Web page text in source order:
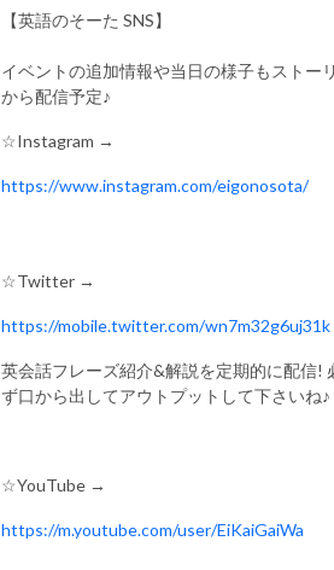
【英語のそーた SNS】
イベントの追加情報や当日の様子もストー
から配信予定♪
☆Instagram →
https://www.instagram.com/eigonosota/
☆Twitter →
https://mobile.twitter.com/wn7m32g6uj31k
英会話フレーズ紹介&解説を定期的に配信!
ず口から出してアウトプットして下さいね♪
☆YouTube →
https://m.youtube.com/user/EiKaiGaiWa